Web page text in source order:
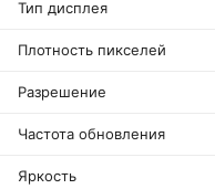
Тип дисплея
Плотность пикселей
Разрешение
Частота обновления
Яркость